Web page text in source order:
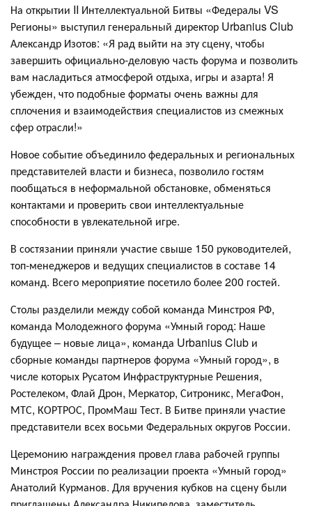
На открытии II Интеллектуальной Битвы «Федералы VS
Регионы» выступил генеральный директор Urbanius Club
Александр Изотов: «Я рад выйти на эту сцену, чтобы
завершить официально-деловую часть форума и позволить
вам насладиться атмосферой отдыха, игры и азарта! Я
убежден, что подобные форматы очень важны для
сплочения и взаимодействия специалистов из смежных
сфер отрасли!»
Новое событие объединило федеральных и региональных
представителей власти и бизнеса, позволило гостям
пообщаться в неформальной обстановке, обменяться
контактами и проверить свои интеллектуальные
способности в увлекательной игре.
В состязании приняли участие свыше 150 руководителей,
топ-менеджеров и ведущих специалистов в составе 14
команд. Всего мероприятие посетило более 200 гостей.
Столы разделили между собой команда Минстроя РФ,
команда Молодежного форума «Умный город: Наше
будущее – новые лица», команда Urbanius Club и
сборные команды партнеров форума «Умный город», в
числе которых Русатом Инфраструктурные Решения,
Ростелеком, Флай Дрон, Меркатор, Ситроникс, МегаФон,
МТС, КОРТРОС, ПромМаш Тест. В Битве приняли участие
представители всех восьми Федеральных округов России.
Церемонию награждения провел глава рабочей группы
Минстроя России по реализации проекта «Умный город»
Анатолий Курманов. Для вручения кубков на сцену были